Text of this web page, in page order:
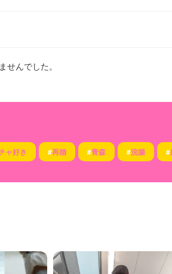
せんでした。
ャ好き #再婚 #青森 #浣腸 #